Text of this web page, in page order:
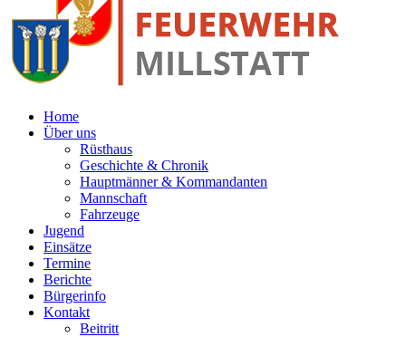
Home
Über uns
Rüsthaus
Geschichte & Chronik
Hauptmänner & Kommandanten
Mannschaft
Fahrzeuge
Jugend
Einsätze
Termine
Berichte
Bürgerinfo
Kontakt
Beitritt